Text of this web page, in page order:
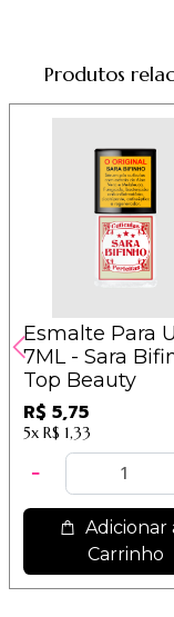
Produtos
Esmalte Para
7ML - Sara
Top Beauty
R$ 5,75
5x R$ 1,33
Adicionar
Carrinho